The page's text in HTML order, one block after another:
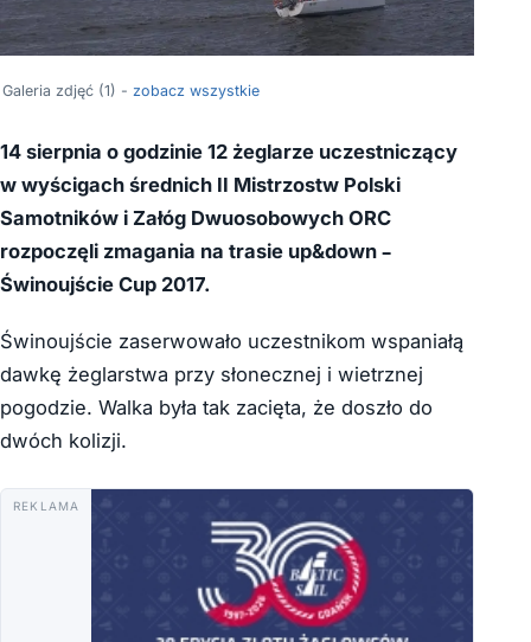
Galeria zdjęć (1) - zobacz wszystkie
14 sierpnia o godzinie 12 żeglarze uczestniczący
w wyścigach średnich II Mistrzostw Polski
Samotników i Załóg Dwuosobowych ORC
rozpoczęli zmagania na trasie up&down –
Świnoujście Cup 2017.
Świnoujście zaserwowało uczestnikom wspaniałą
dawkę żeglarstwa przy słonecznej i wietrznej
pogodzie. Walka była tak zacięta, że doszło do
dwóch kolizji.
REKLAMA